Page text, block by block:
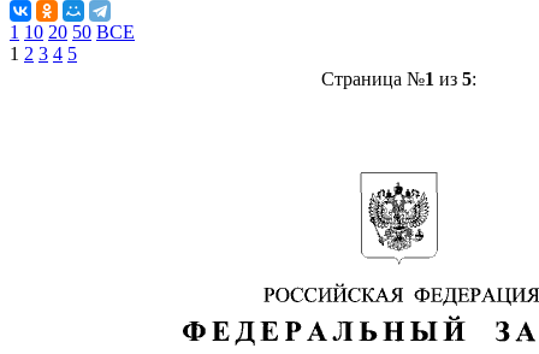
1 10 20 50 ВСЕ
1 2 3 4 5
Страница №1 из 5: